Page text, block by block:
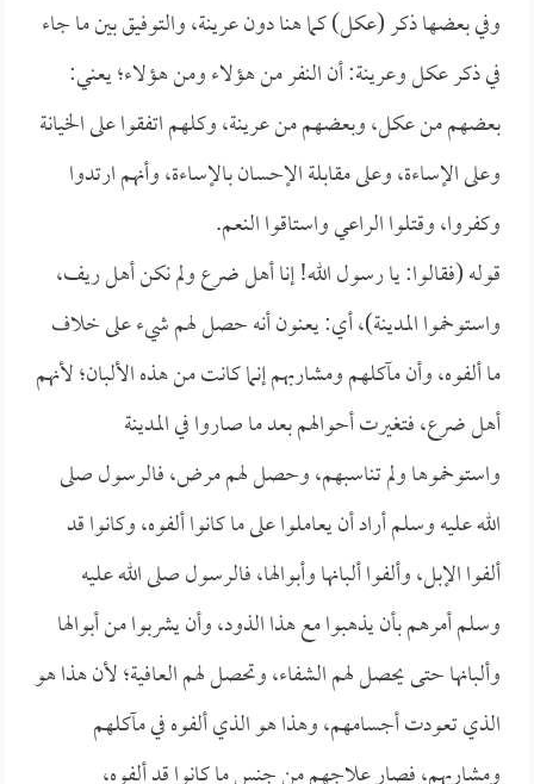
وفي بعضها ذكر (عكل) كما هنا دون عرينة، والتوفيق بين ما جاء
في ذكر عكل وعرينة: أن النفر من هؤلاء ومن هؤلاء؛ يعني:
بعضهم من عكل، وبعضهم من عرينة، وكلهم اتفقوا على الخيانة
وعلى الإساءة، وعلى مقابلة الإحسان بالإساءة، وأنهم ارتدوا
وكفروا، وقتلوا الراعي واستاقوا النعم.
قوله (فقالوا: يا رسول الله! إنا أهل ضرع ولم نكن أهل ريف،
واستوخموا المدينة)، أي: يعنون أنه حصل لهم شيء على خلاف
ما ألفوه، وأن مآكلهم ومشاربهم إنما كانت من هذه الألبان؛ لأنهم
أهل ضرع، فتغيرت أحوالهم بعد ما صاروا في المدينة
واستوخموها ولم تناسبهم، وحصل لهم مرض، فالرسول صلى
الله عليه وسلم أراد أن يعاملوا على ما كانوا ألفوه، وكانوا قد
ألفوا الإبل، وألفوا ألبانها وأبوالها، فالرسول صلى الله عليه
وسلم أمرهم بأن يذهبوا مع هذا الذود، وأن يشربوا من أبوالها
وألبانها حتى يحصل لهم الشفاء، وتحصل لهم العافية؛ لأن هذا هو
الذي تعودت أجسامهم، وهذا هو الذي ألفوه في مآكلهم